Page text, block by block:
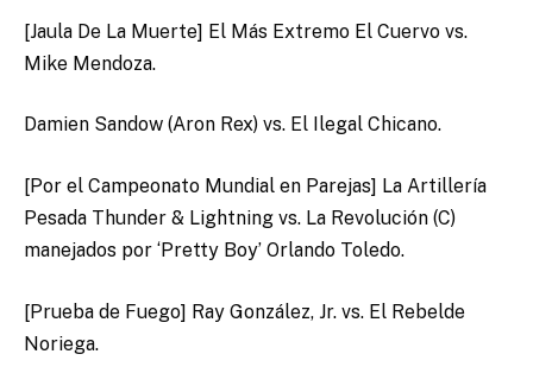
[Jaula De La Muerte] El Más Extremo El Cuervo vs.
Mike Mendoza.
Damien Sandow (Aron Rex) vs. El Ilegal Chicano.
[Por el Campeonato Mundial en Parejas] La Artillería
Pesada Thunder & Lightning vs. La Revolución (C)
manejados por ‘Pretty Boy’ Orlando Toledo.
[Prueba de Fuego] Ray González, Jr. vs. El Rebelde
Noriega.